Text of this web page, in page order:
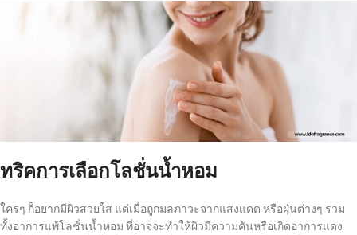
ทริคการเลือกโลชั่นน้ำหอม
ใครๆ ก็อยากมีผิวสวยใส แต่เมื่อถูกมลภาวะจากแสงแดด หรือฝุ่นต่างๆ รวม
ทั้งอาการแพ้โลชั่นน้ำหอม ที่อาจจะทำให้ผิวมีความคันหรือเกิดอาการแดง